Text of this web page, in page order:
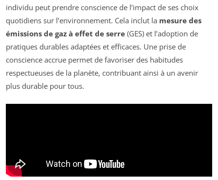
individu peut prendre conscience de l’impact de ses choix
quotidiens sur l’environnement. Cela inclut la mesure des
émissions de gaz à effet de serre (GES) et l’adoption de
pratiques durables adaptées et efficaces. Une prise de
conscience accrue permet de favoriser des habitudes
respectueuses de la planète, contribuant ainsi à un avenir
plus durable pour tous.